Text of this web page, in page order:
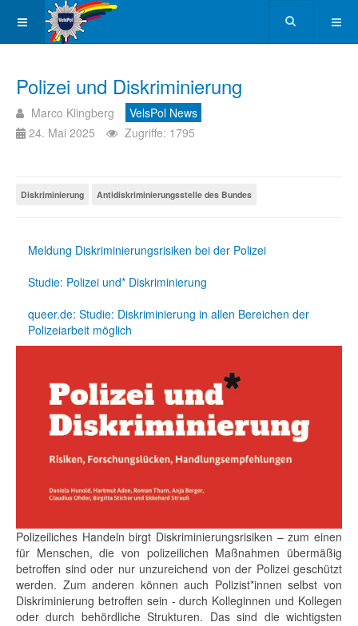
Polizei und Diskriminierung
Marco Klingberg
VelsPol News
24. Mai 2025
Zugriffe: 1795
Diskriminierung Antidiskriminierungsstelle des Bundes
Meldung Diskriminierungsrisiken bei der Polizei
Studie: Polizei und* Diskriminierung
queer.de: Studie: Diskriminierung in allen Bereichen der
Polizeiarbeit möglich
Polizeiliches Handeln birgt Diskriminierungsrisiken – zum einen
für Menschen, die von polizeilichen Maßnahmen übermäßig
betroffen sind oder nur unzureichend von der Polizei geschützt
werden. Zum anderen können auch Polizist*innen selbst von
Diskriminierung betroffen sein - durch Kolleginnen und Kollegen
oder durch behördliche Strukturen. Das sind die wichtigsten